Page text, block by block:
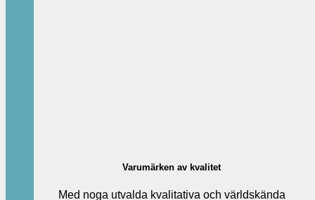
Varumärken av kvalitet
Med noga utvalda kvalitativa och världskända